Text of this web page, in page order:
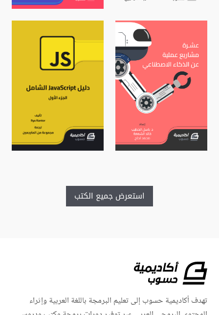
استعرض جميع الكتب
تهدف أكاديمية حسوب إلى تعليم البرمجة باللغة العربية وإثراء